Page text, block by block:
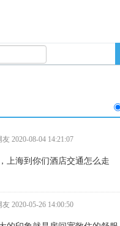
2020-08-04 14:21:07
上海到你们酒店交通怎么走
2020-05-26 14:00:50